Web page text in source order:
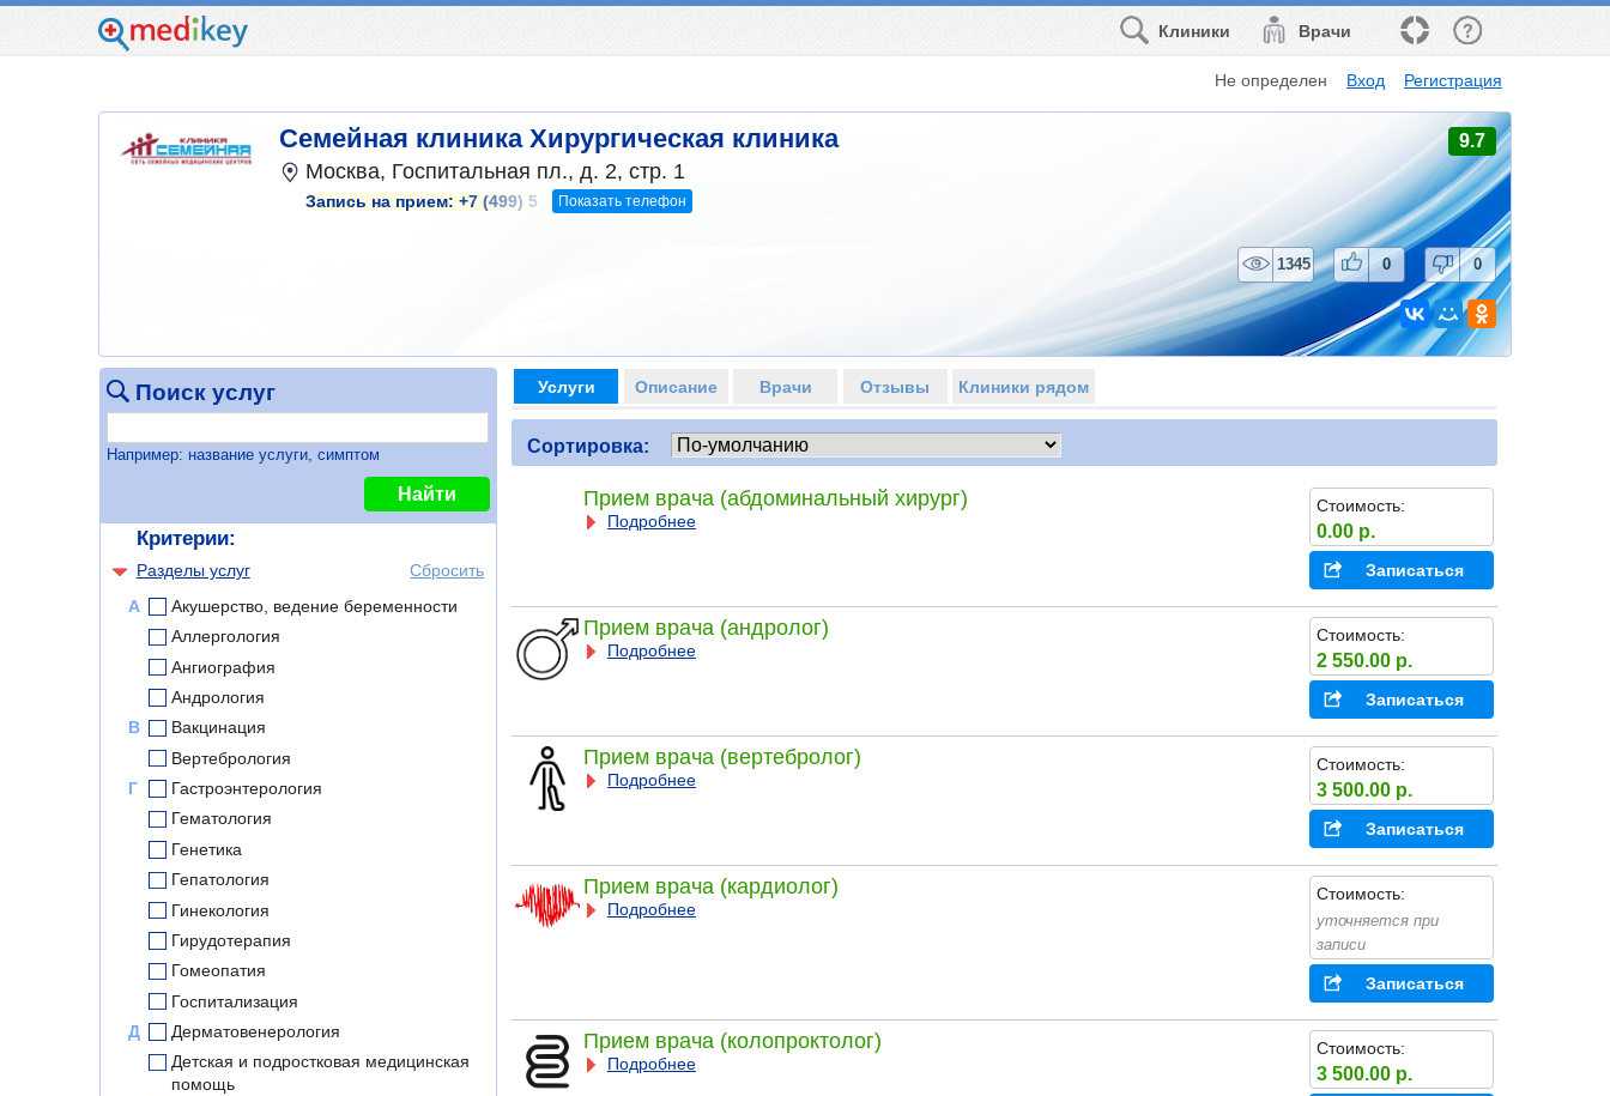
Врачи
Клиники
Не определен Вход Регистрация
Семейная клиника Хирургическая клиника 9.7
Москва, Госпитальная пл., д. 2, стр. 1
Запись на прием: +7 (499) 5 Показать телефон
1345 0 0
Поиск услуг
Например: название услуги, симптом
Найти
Критерии:
Разделы услуг
Сбросить
А
Акушерство, ведение беременности
Аллергология
Ангиография
Андрология
В
Вакцинация
Вертебрология
Г
Гастроэнтерология
Гематология
Генетика
Гепатология
Гинекология
Гирудотерапия
Гомеопатия
Госпитализация
Д
Дерматовенерология
Детская и подростковая медицинская
помощь
Услуги Описание Врачи Отзывы Клиники рядом
Сортировка:
Прием врача (абдоминальный хирург)
Подробнее
Стоимость:
0.00 р.
Записаться
Прием врача (андролог)
Подробнее
Стоимость:
2 550.00 р.
Записаться
Прием врача (вертебролог)
Подробнее
Стоимость:
3 500.00 р.
Записаться
Прием врача (кардиолог)
Подробнее
Стоимость:
уточняется при
записи
Записаться
Прием врача (колопроктолог)
Подробнее
Стоимость:
3 500.00 р.